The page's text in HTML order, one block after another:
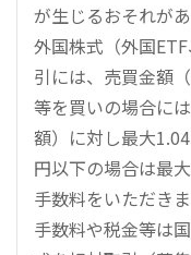
が生じるおそれがあ
外国株式（外国
引には、売買金額
等を買いの場合に
額）に対し最大
円以下の場合は最
手数料をいただき
手数料や税金等は